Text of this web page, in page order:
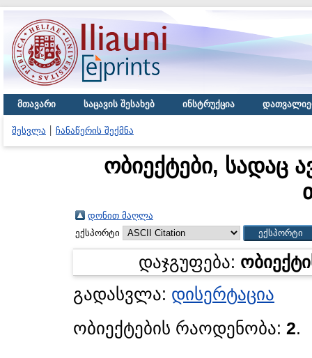
მთავარი საცავის შესახებ ინსტრუქცია
შესვლა ჩანაწერის შექმნა
ობიექტები, სადაც
დონით მაღლა
ექსპორტი
დაჯგუფება:
გადასვლა: დისერტაცია
ობიექტების რაოდენობა: 2.